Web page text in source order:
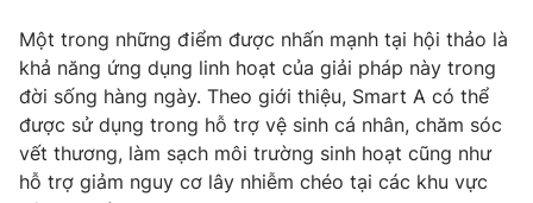
Liên hệ quảng cáo: 024-7300.7108
Một trong những điểm được nhấn mạnh tại hội thảo là
khả năng ứng dụng linh hoạt của giải pháp này trong
đời sống hàng ngày. Theo giới thiệu, Smart A có thể
được sử dụng trong hỗ trợ vệ sinh cá nhân, chăm sóc
vết thương, làm sạch môi trường sinh hoạt cũng như
hỗ trợ giảm nguy cơ lây nhiễm chéo tại các khu vực